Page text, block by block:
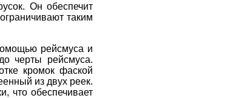
Он обеспечит
таким
рейсмуса и
черты рейсмуса.
кромок фаской
из двух реек.
что обеспечивает